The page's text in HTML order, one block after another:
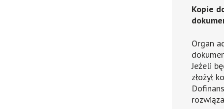
Kopie
Organ
Jeżeli
złożył